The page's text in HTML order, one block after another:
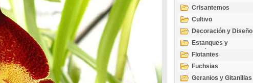
Crisantemos
Cultivo
Decoración y Diseño
Estanques y
Acuáticas
Flotantes
Fuchsias
Geranios y Gitanillas